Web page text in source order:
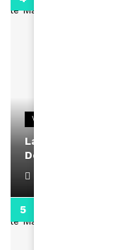
VIDEOS
La rubrique santé
Docteur Makanda